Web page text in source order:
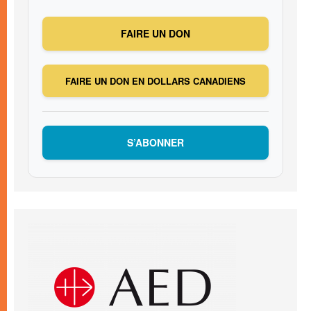
FAIRE UN DON
FAIRE UN DON EN DOLLARS CANADIENS
S’ABONNER